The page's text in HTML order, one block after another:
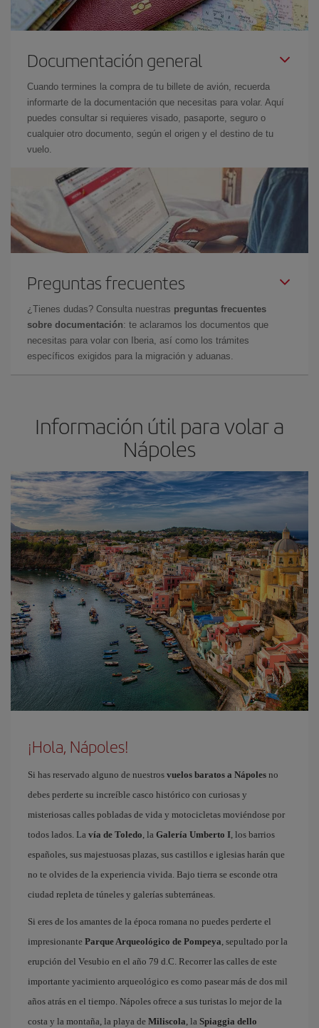
Documentación general
Cuando termines la compra de tu billete de avión, recuerda
informarte de la documentación que necesitas para volar. Aquí
puedes consultar si requieres visado, pasaporte, seguro o
cualquier otro documento, según el origen y el destino de tu
vuelo.
Preguntas frecuentes
¿Tienes dudas? Consulta nuestras preguntas frecuentes
sobre documentación: te aclaramos los documentos que
necesitas para volar con Iberia, así como los trámites
específicos exigidos para la migración y aduanas.
Información útil para volar a
Nápoles
¡Hola, Nápoles!
Si has reservado alguno de nuestros vuelos baratos a Nápoles no
debes perderte su increíble casco histórico con curiosas y
misteriosas calles pobladas de vida y motocicletas moviéndose por
todos lados. La vía de Toledo , la Galería Umberto I , los barrios
españoles, sus majestuosas plazas, sus castillos e iglesias harán que
no te olvides de la experiencia vivida. Bajo tierra se esconde otra
ciudad repleta de túneles y galerías subterráneas.
Si eres de los amantes de la época romana no puedes perderte el
impresionante Parque Arqueológico de Pompeya , sepultado por la
erupción del Vesubio en el año 79 d.C. Recorrer las calles de este
importante yacimiento arqueológico es como pasear más de dos mil
años atrás en el tiempo. Nápoles ofrece a sus turistas lo mejor de la
costa y la montaña, la playa de Miliscola , la Spiaggia dello